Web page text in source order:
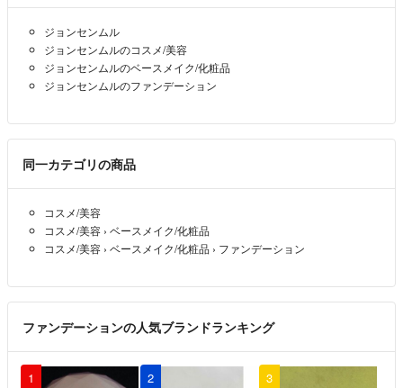
にコメント下さい。
※不良品などがあった場合、受取評価される前にコメントにてお問い合
わせください。評価された後ですと対応が出来なくなります。
禁煙家庭、ペット居ません。
ジョンセンムル
ジョンセンムルのコスメ/美容
ジョンセンムルのベースメイク/化粧品
ジョンセンムルのファンデーション
同一カテゴリの商品
コスメ/美容
コスメ/美容 › ベースメイク/化粧品
コスメ/美容 › ベースメイク/化粧品 › ファンデーション
ファンデーションの人気ブランドランキング
1 2 3